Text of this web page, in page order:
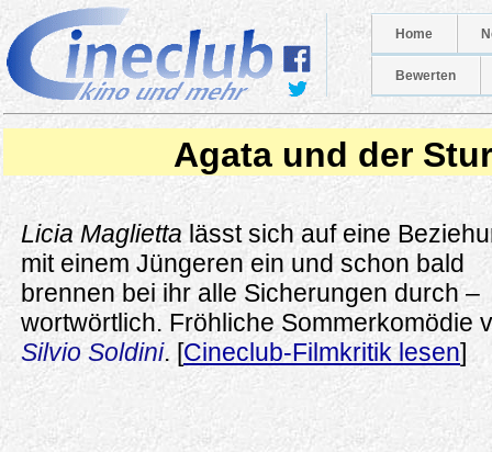
Home
Bewerten
Agata und der
Licia Maglietta lässt sich auf eine
mit einem Jüngeren ein und schon bald
brennen bei ihr alle Sicherungen durch –
wortwörtlich. Fröhliche Sommerkomödie
Silvio Soldini. [Cineclub-Filmkritik lesen]